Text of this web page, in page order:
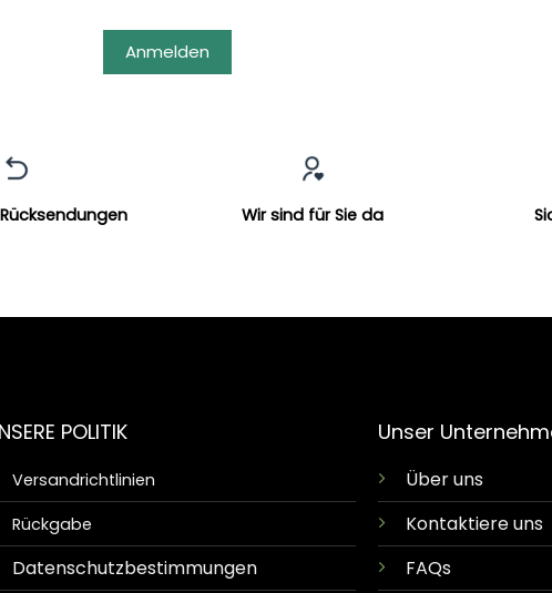
Anmelden
Wir sind für Sie da
POLITIK
Versandrichtlinien
Rückgabe
Datenschutzbestimmungen
Unser
Über uns
Kontaktiere uns
FAQs